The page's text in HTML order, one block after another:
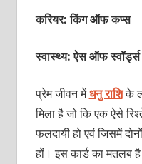
करियर: किंग ऑफ कप्‍स
स्वास्थ्य:ऐस ऑफ स्‍वॉर्ड्स
प्रेम जीवन मेंधनु राशिके
मिला है जो कि एक ऐसे
फलदायी हो एवं जिसमें
हों। इस कार्ड का मतलब